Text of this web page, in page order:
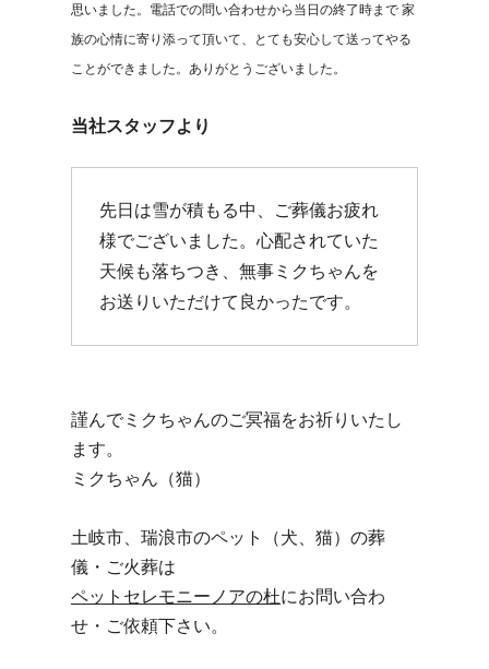
思いました。電話での問い合わせから当日の終了時まで 家
族の心情に寄り添って頂いて、とても安心して送ってやる
ことができました。ありがとうございました。
当社スタッフより
先日は雪が積もる中、ご葬儀お疲れ
様でございました。心配されていた
天候も落ちつき、無事ミクちゃんを
お送りいただけて良かったです。
謹んでミクちゃんのご冥福をお祈りいたし
ます。
ミクちゃん（猫）
土岐市、瑞浪市のペット（犬、猫）の葬
儀・ご火葬は
ペットセレモニーノアの杜にお問い合わ
せ・ご依頼下さい。